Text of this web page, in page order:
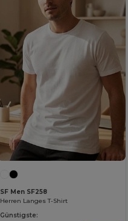
SF Men SF258
Herren Langes T-Shirt
Günstigste: